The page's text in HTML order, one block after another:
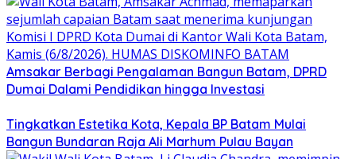
Amsakar Berbagi Pengalaman Bangun Batam, DPRD
Dumai Dalami Pendidikan hingga Investasi
Tingkatkan Estetika Kota, Kepala BP Batam Mulai
Bangun Bundaran Raja Ali Marhum Pulau Bayan